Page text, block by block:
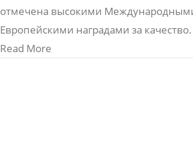
отмечена высокими
Европейскими наградами за качество.
Read More